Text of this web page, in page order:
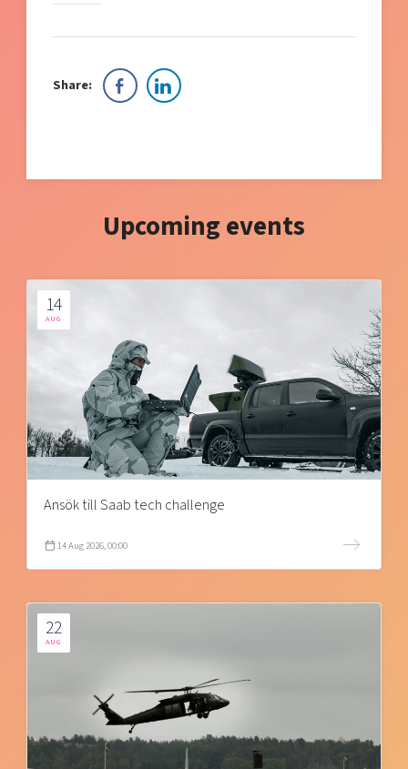
Share:
Upcoming events
14
AUG
Ansök till Saab tech challenge
14 Aug 2026, 00:00
22
AUG